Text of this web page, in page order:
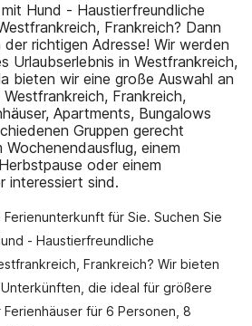
Hund - Haustierfreundliche
Frankreich? Dann
richtigen Adresse! Wir werden
Urlaubserlebnis in Westfrankreich,
bieten wir eine große Auswahl an
Frankreich,
Apartments, Bungalows
Gruppen gerecht
einem
oder einem
interessiert sind.
für Sie. Suchen Sie
- Haustierfreundliche
Frankreich? Wir bieten
die ideal für größere
für 6 Personen, 8